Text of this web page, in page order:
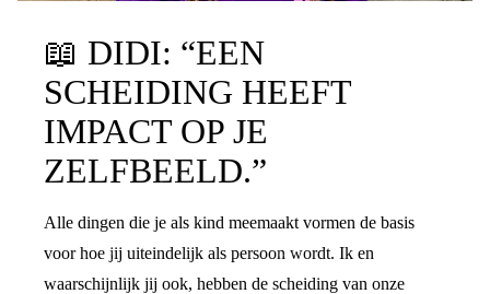
📖 DIDI: “EEN
SCHEIDING HEEFT
IMPACT OP JE
ZELFBEELD.”
Alle dingen die je als kind meemaakt vormen de basis
voor hoe jij uiteindelijk als persoon wordt. Ik en
waarschijnlijk jij ook, hebben de scheiding van onze